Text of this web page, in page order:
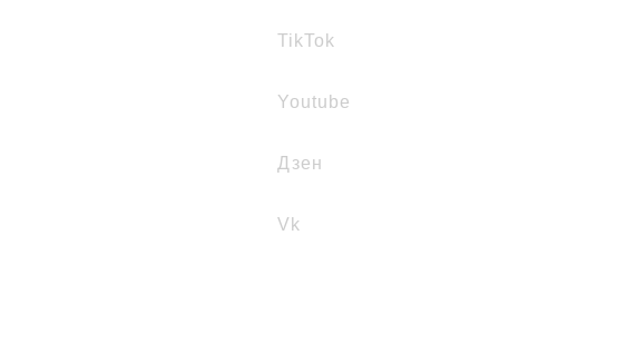
TikTok
youtube
дзен
vk